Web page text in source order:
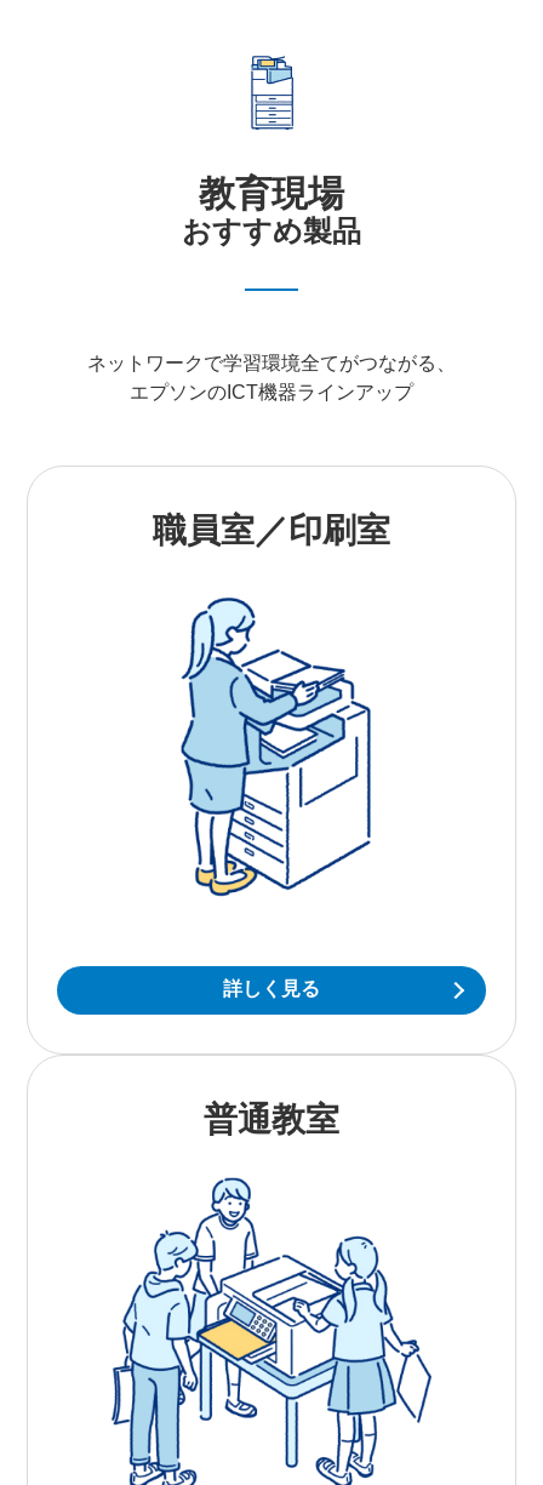
教育現場
おすすめ製品
ネットワークで学習環境全てがつながる、
エプソンのICT機器ラインアップ
職員室／印刷室
詳しく見る
普通教室